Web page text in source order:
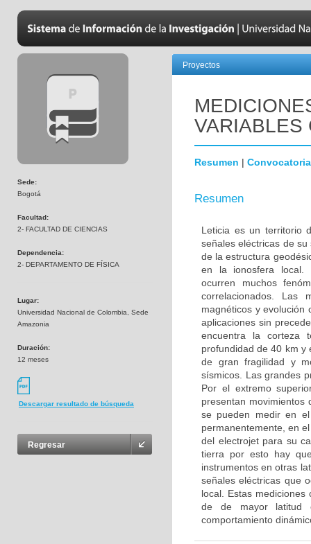
Sede:
Bogotá
Facultad:
2- FACULTAD DE CIENCIAS
Dependencia:
2- DEPARTAMENTO DE FÍSICA
Lugar:
Universidad Nacional de Colombia, Sede
Amazonia
Duración:
12 meses
Descargar resultado de búsqueda
Regresar
Proyectos
VARIABLES
Resumen | Convocatoria
Resumen
Leticia es un territorio
señales eléctricas de
de la estructura
en la ionosfera local.
ocurren muchos
correlacionados. Las
magnéticos y evolución
aplicaciones sin
encuentra la corteza
profundidad de 40 km y
de gran fragilidad y
sísmicos. Las grandes
Por el extremo
presentan movimientos
se pueden medir en
permanentemente, en
del electrojet para su
tierra por esto hay
instrumentos en otras
señales eléctricas que
local. Estas
de de mayor latitud
comportamiento